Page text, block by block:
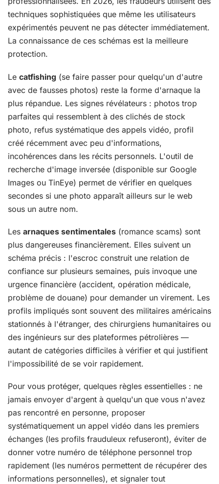
techniques sophistiquées que même les utilisateurs
expérimentés peuvent ne pas détecter immédiatement.
La connaissance de ces schémas est la meilleure
protection.
Le catfishing (se faire passer pour quelqu'un d'autre
avec de fausses photos) reste la forme d'arnaque la
plus répandue. Les signes révélateurs : photos trop
parfaites qui ressemblent à des clichés de stock
photo, refus systématique des appels vidéo, profil
créé récemment avec peu d'informations,
incohérences dans les récits personnels. L'outil de
recherche d'image inversée (disponible sur Google
Images ou TinEye) permet de vérifier en quelques
secondes si une photo apparaît ailleurs sur le web
sous un autre nom.
Les arnaques sentimentales (romance scams) sont
plus dangereuses financièrement. Elles suivent un
schéma précis : l'escroc construit une relation de
confiance sur plusieurs semaines, puis invoque une
urgence financière (accident, opération médicale,
problème de douane) pour demander un virement. Les
profils impliqués sont souvent des militaires américains
stationnés à l'étranger, des chirurgiens humanitaires ou
des ingénieurs sur des plateformes pétrolières —
autant de catégories difficiles à vérifier et qui justifient
l'impossibilité de se voir rapidement.
Pour vous protéger, quelques règles essentielles : ne
jamais envoyer d'argent à quelqu'un que vous n'avez
pas rencontré en personne, proposer
systématiquement un appel vidéo dans les premiers
échanges (les profils frauduleux refuseront), éviter de
donner votre numéro de téléphone personnel trop
rapidement (les numéros permettent de récupérer des
informations personnelles), et signaler tout